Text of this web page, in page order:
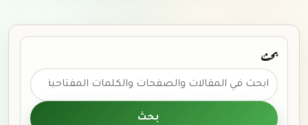
بحث
ابحث عن:
بحث